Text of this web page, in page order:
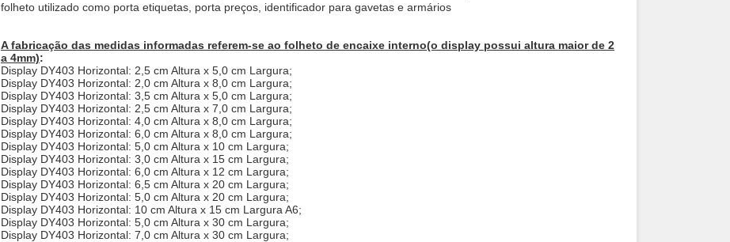
folheto utilizado como porta etiquetas, porta preços, identificador para gavetas e armários
A fabricação das medidas informadas referem-se ao folheto de encaixe interno(o display possui altura maior de 2
a 4mm):
Display DY403 Horizontal: 2,5 cm Altura x 5,0 cm Largura;
Display DY403 Horizontal: 2,0 cm Altura x 8,0 cm Largura;
Display DY403 Horizontal: 3,5 cm Altura x 5,0 cm Largura;
Display DY403 Horizontal: 2,5 cm Altura x 7,0 cm Largura;
Display DY403 Horizontal: 4,0 cm Altura x 8,0 cm Largura;
Display DY403 Horizontal: 6,0 cm Altura x 8,0 cm Largura;
Display DY403 Horizontal: 5,0 cm Altura x 10 cm Largura;
Display DY403 Horizontal: 3,0 cm Altura x 15 cm Largura;
Display DY403 Horizontal: 6,0 cm Altura x 12 cm Largura;
Display DY403 Horizontal: 6,5 cm Altura x 20 cm Largura;
Display DY403 Horizontal: 5,0 cm Altura x 20 cm Largura;
Display DY403 Horizontal: 10 cm Altura x 15 cm Largura A6;
Display DY403 Horizontal: 5,0 cm Altura x 30 cm Largura;
Display DY403 Horizontal: 7,0 cm Altura x 30 cm Largura;